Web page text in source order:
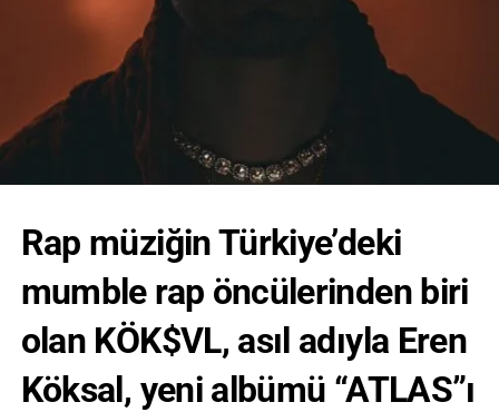
Rap müziğin Türkiye’deki
mumble rap öncülerinden biri
olan KÖK$VL, asıl adıyla Eren
Köksal, yeni albümü “ATLAS”ı